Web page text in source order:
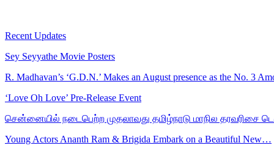
Recent Updates
Sey Seyyathe Movie Posters
R. Madhavan’s ‘G.D.N.’ Makes an August presence as the No. 3
‘Love Oh Love’ Pre-Release Event
சென்னையில் நடைபெற்ற முதலாவது தமிழ்நாடு மாநில தரவரிசை
Young Actors Ananth Ram & Brigida Embark on a Beautiful New…